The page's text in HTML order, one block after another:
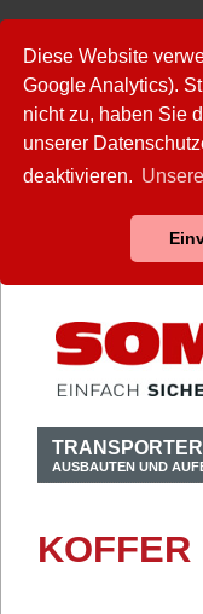
Diese Website
Google Analytics).
nicht zu, haben Sie
unserer
deaktivieren.
TRANSPORTER
AUSBAUTEN UND
KOFFER